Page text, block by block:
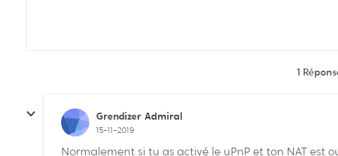
1
Grendizer Admiral
15-11-2019
Normalement si tu as activé le uPnP et ton NAT est